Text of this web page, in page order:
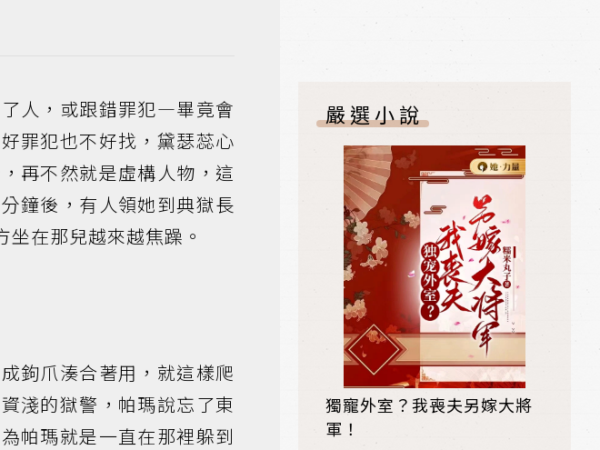
人，或跟錯罪犯―畢竟會
罪犯也不好找，黛瑟蕊心
再不然就是虛構人物，這
鐘後，有人領她到典獄長
在那兒越來越焦躁。
鉤爪湊合著用，就這樣爬
淺的獄警，帕瑪說忘了東
帕瑪就是一直在那裡躲到
嚴選小說
獨寵外室？我喪夫另嫁大將
軍！